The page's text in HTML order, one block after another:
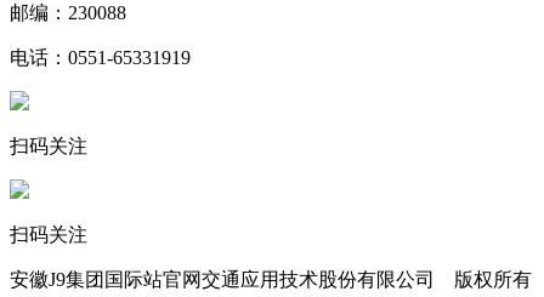
邮编：230088
电话：0551-65331919
扫码关注
扫码关注
安徽J9集团国际站官网交通应用技术股份有限公司 版权所有